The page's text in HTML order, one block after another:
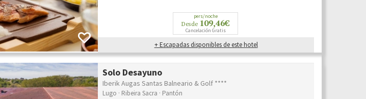
pers/noche
Desde 109,46€
Cancelación Gratis
+ Escapadas disponibles de este hotel
Solo Desayuno
Iberik Augas Santas Balneario & Golf ****
Lugo · Ribeira Sacra · Pantón